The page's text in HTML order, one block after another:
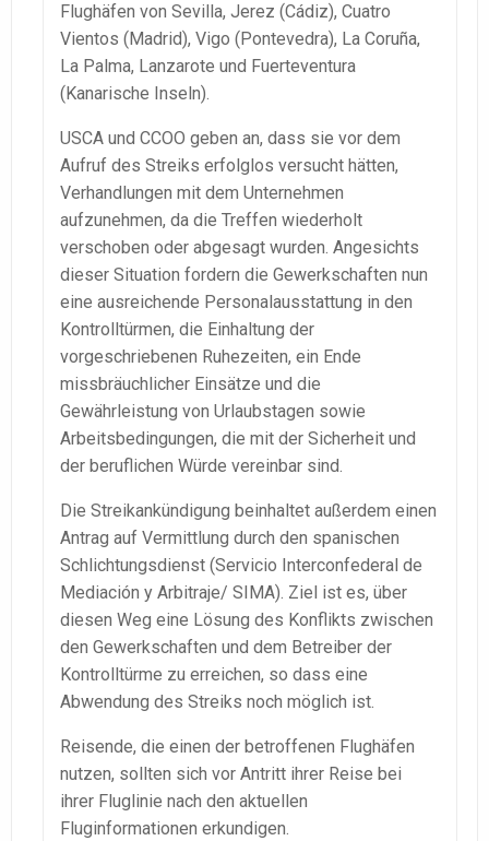
Flughäfen von Sevilla, Jerez (Cádiz), Cuatro
Vientos (Madrid), Vigo (Pontevedra), La Coruña,
La Palma, Lanzarote und Fuerteventura
(Kanarische Inseln).
USCA und CCOO geben an, dass sie vor dem
Aufruf des Streiks erfolglos versucht hätten,
Verhandlungen mit dem Unternehmen
aufzunehmen, da die Treffen wiederholt
verschoben oder abgesagt wurden. Angesichts
dieser Situation fordern die Gewerkschaften nun
eine ausreichende Personalausstattung in den
Kontrolltürmen, die Einhaltung der
vorgeschriebenen Ruhezeiten, ein Ende
missbräuchlicher Einsätze und die
Gewährleistung von Urlaubstagen sowie
Arbeitsbedingungen, die mit der Sicherheit und
der beruflichen Würde vereinbar sind.
Die Streikankündigung beinhaltet außerdem einen
Antrag auf Vermittlung durch den spanischen
Schlichtungsdienst (Servicio Interconfederal de
Mediación y Arbitraje/ SIMA). Ziel ist es, über
diesen Weg eine Lösung des Konflikts zwischen
den Gewerkschaften und dem Betreiber der
Kontrolltürme zu erreichen, so dass eine
Abwendung des Streiks noch möglich ist.
Reisende, die einen der betroffenen Flughäfen
nutzen, sollten sich vor Antritt ihrer Reise bei
ihrer Fluglinie nach den aktuellen
Fluginformationen erkundigen.